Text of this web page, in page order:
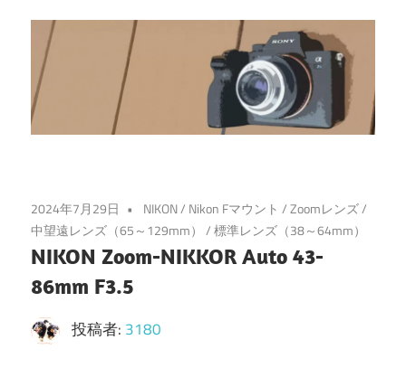
2024年7月29日 NIKON/ Nikon Fマウント /Zoomレンズ/
中望遠レンズ（65～129mm） /標準レンズ（38～64mm）
NIKON Zoom-NIKKOR Auto 43-
86mm F3.5
投稿者: 3180